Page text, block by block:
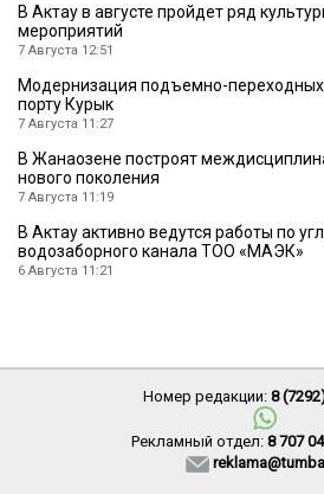
В Актау в августе пройдет ряд
мероприятий
7 Августа 12:51
Модернизация подъемно-
порту Курык
7 Августа 11:27
В Жанаозене построят
нового поколения
7 Августа 11:19
В Актау активно ведутся работы по
водозаборного канала ТОО «МАЭК»
6 Августа 11:21
Номер редакции: 8
Рекламный отдел: 8 707